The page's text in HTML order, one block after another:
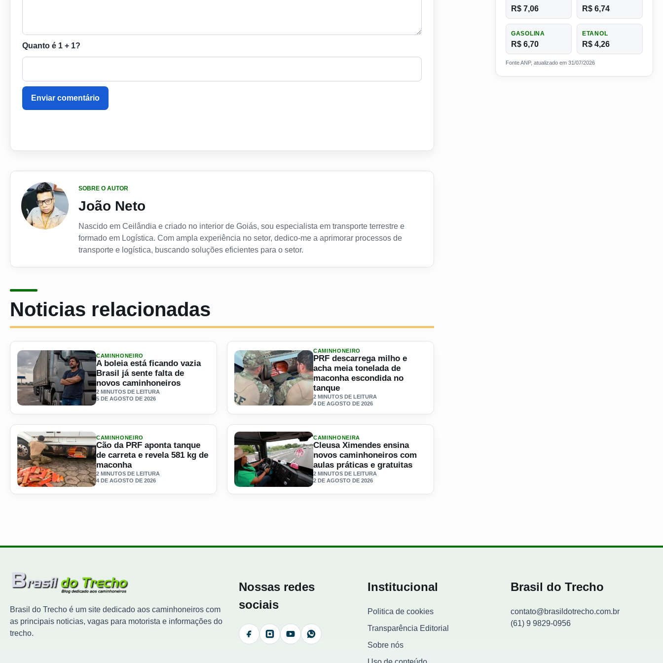
Quanto é 1 + 1?
Enviar comentário
SOBRE O AUTOR
João Neto
Nascido em Ceilândia e criado no interior de Goiás, sou especialista em transporte terrestre e
formado em Logística. Com ampla experiência no setor, dedico-me a aprimorar processos de
transporte e logística, buscando soluções eficientes para o setor.
Noticias relacionadas
Ler materia: A boleia está ficando vazia Brasil já sente falta de novos caminhoneiros
CAMINHONEIRO
A boleia está ficando vazia
Brasil já sente falta de
novos caminhoneiros
2 MINUTOS DE LEITURA
5 DE AGOSTO DE 2026
Ler materia: PRF descarrega milho e acha meia tonelada de maconha escondida no tanque
CAMINHONEIRO
PRF descarrega milho e
acha meia tonelada de
maconha escondida no
tanque
2 MINUTOS DE LEITURA
4 DE AGOSTO DE 2026
Ler materia: Cão da PRF aponta tanque de carreta e revela 581 kg de maconha
CAMINHONEIRO
Cão da PRF aponta tanque
de carreta e revela 581 kg de
maconha
2 MINUTOS DE LEITURA
4 DE AGOSTO DE 2026
Ler materia: Cleusa Ximendes ensina novos caminhoneiros com aulas práticas e gratuitas
CAMINHONEIRA
Cleusa Ximendes ensina
novos caminhoneiros com
aulas práticas e gratuitas
2 MINUTOS DE LEITURA
2 DE AGOSTO DE 2026
R$ 7,06 R$ 6,74
GASOLINA
R$ 6,70
ETANOL
R$ 4,26
Fonte ANP, atualizado em 31/07/2026
Brasil do Trecho é um site dedicado aos caminhoneiros com
as principais noticias, vagas para motorista e informações do
trecho.
Nossas redes
sociais
FacebookInstagramYouTubeWhatsApp
Institucional
Politica de cookies
Transparência Editorial
Sobre nós
Brasil do Trecho
contato@brasildotrecho.com.br
(61) 9 9829-0956